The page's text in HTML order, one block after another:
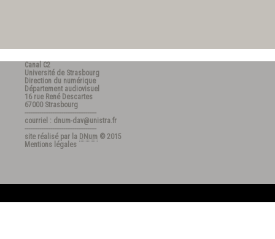
Canal C2
Université de Strasbourg
Direction du numérique
Département audiovisuel
16 rue René Descartes
67000 Strasbourg
---------------------------------------
courriel : dnum-dav@unistra.fr
---------------------------------------
site réalisé par la DNum © 2015
Mentions légales